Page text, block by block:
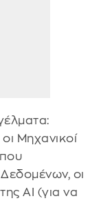
Μηχανικοί
οι
AI (για να